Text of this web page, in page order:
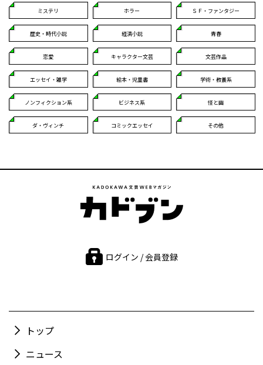
ミステリ ホラー ＳＦ・ファンタジー
歴史・時代小説 経済小説 青春
恋愛 キャラクター文芸 文芸作品
エッセイ・雑学 絵本・児童書 学術・教養系
ノンフィクション系 ビジネス系 怪と幽
ダ・ヴィンチ コミックエッセイ その他
ログイン / 会員登録
トップ
ニュース